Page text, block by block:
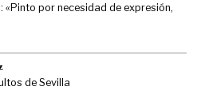
«Pinto por necesidad de expresión,
de Sevilla